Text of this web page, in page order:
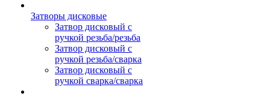
Затворы дисковые
Затвор дисковый с
ручкой резьба/резьба
Затвор дисковый с
ручкой резьба/сварка
Затвор дисковый с
ручкой сварка/сварка